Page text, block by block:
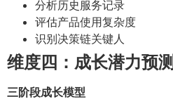
分析历史服务记录
评估产品使用复杂度
识别决策链关键人
维度四：成长潜力预测
三阶段成长模型